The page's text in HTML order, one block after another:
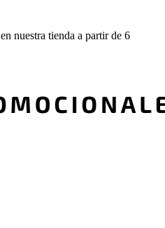
en nuestra tienda a partir de 6